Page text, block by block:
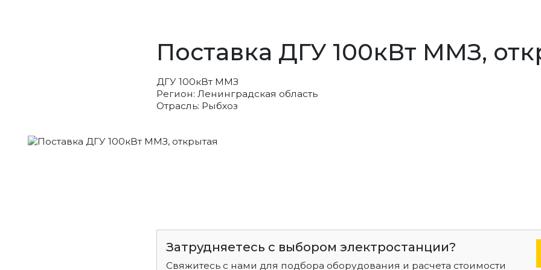
Поставка ДГУ 100кВт ММЗ,
ДГУ 100кВт ММЗ
Регион: Ленинградская область
Отрасль: Рыбхоз
Затрудняетесь с выбором электростанции?
Свяжитесь с нами для подбора оборудования и расчета стоимости